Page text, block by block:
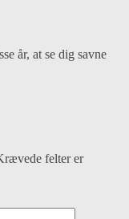
år, at se dig savne
felter er